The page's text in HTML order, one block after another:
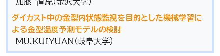
加藤 直紀（金沢大学）
ダイカスト中の金型内状態監視を目的とした機械学習に
よる金型温度予測モデルの検討
MU.KUIYUAN（岐阜大学）